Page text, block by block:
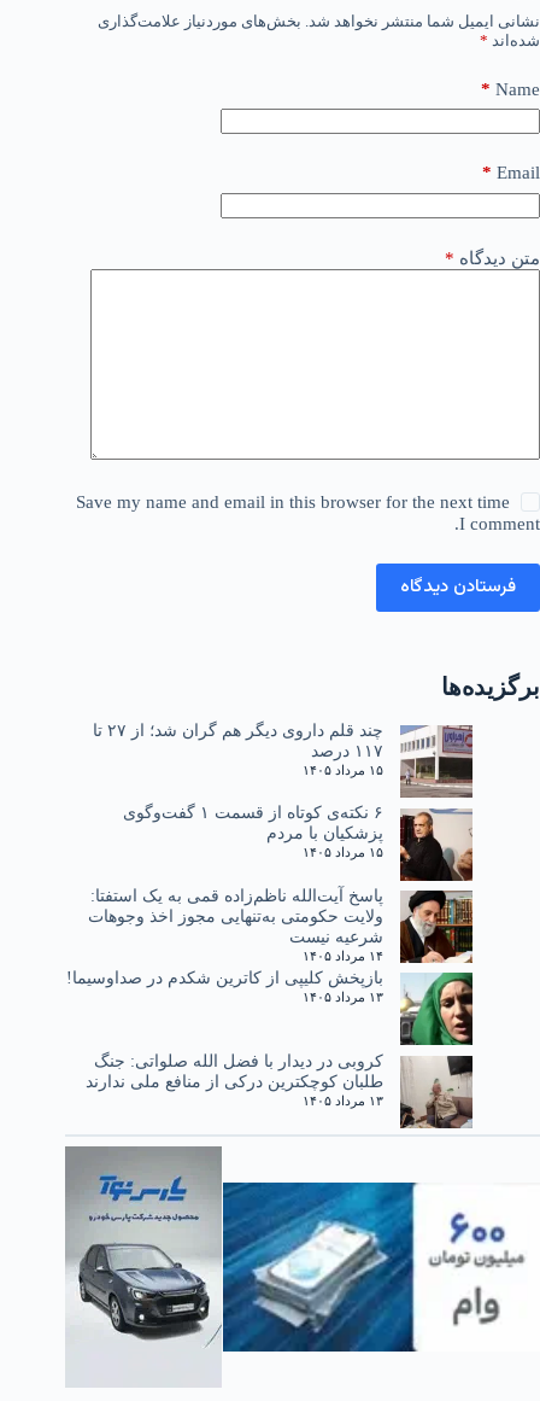
نشانی ایمیل شما منتشر نخواهد شد. بخش‌های موردنیاز علامت‌گذاری
شده‌اند *
Name
*
Email
*
متن دیدگاه *
Save my name and email in this browser for the next time
I comment.
فرستادن دیدگاه
برگزیده‌ها
چند قلم داروی دیگر هم گران شد؛ از ۲۷ تا
۱۱۷ درصد
۱۵ مرداد ۱۴۰۵
۶ نکته‌ی کوتاه از قسمت ۱ گفت‌وگوی
پزشکیان با مردم
۱۵ مرداد ۱۴۰۵
پاسخ آیت‌الله ناظم‌زاده قمی به یک استفتا:
ولایت حکومتی به‌تنهایی مجوز اخذ وجوهات
شرعیه نیست
۱۴ مرداد ۱۴۰۵
بازپخش کلیپی از کاترین شکدم در صداوسیما!
۱۳ مرداد ۱۴۰۵
کروبی در دیدار با فضل الله صلواتی: جنگ
طلبان کوچکترین درکی از منافع ملی ندارند
۱۳ مرداد ۱۴۰۵